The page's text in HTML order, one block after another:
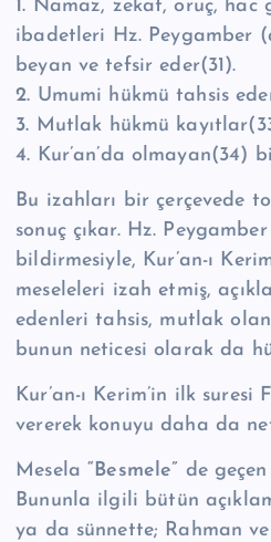
1. Namaz, zekat, oruç, hac
ibadetleri Hz. Peygamber
beyan ve tefsir eder(31).
2. Umumi hükmü tahsis
3. Mutlak hükmü
4. Kur’an’da olmayan(34)
Bu izahları bir çerçevede
sonuç çıkar. Hz. Peygamber
bildirmesiyle, Kur’an-ı
meseleleri izah etmiş,
edenleri tahsis, mutlak
bunun neticesi olarak da
Kur’an-ı Kerim’in ilk
vererek konuyu daha da
Mesela“Besmele” de
Bununla ilgili bütün
ya da sünnette; Rahman